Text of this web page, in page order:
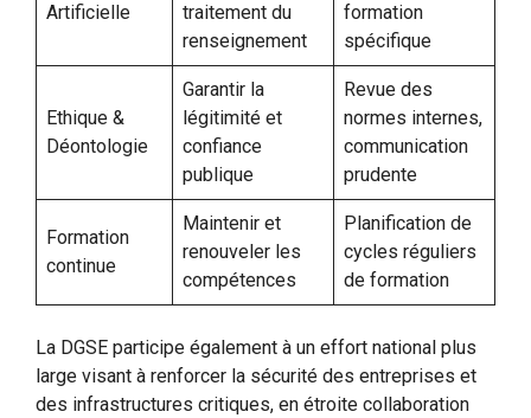
Artificielle
traitement du
renseignement
formation
spécifique
Ethique &
Déontologie
Garantir la
légitimité et
confiance
publique
Revue des
normes internes,
communication
prudente
Formation
continue
Maintenir et
renouveler les
compétences
Planification de
cycles réguliers
de formation
La DGSE participe également à un effort national plus
large visant à renforcer la sécurité des entreprises et
des infrastructures critiques, en étroite collaboration